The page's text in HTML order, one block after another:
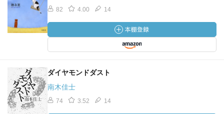
82 4.00 14
ダイヤモンドダスト
南木佳士
74 3.52 14